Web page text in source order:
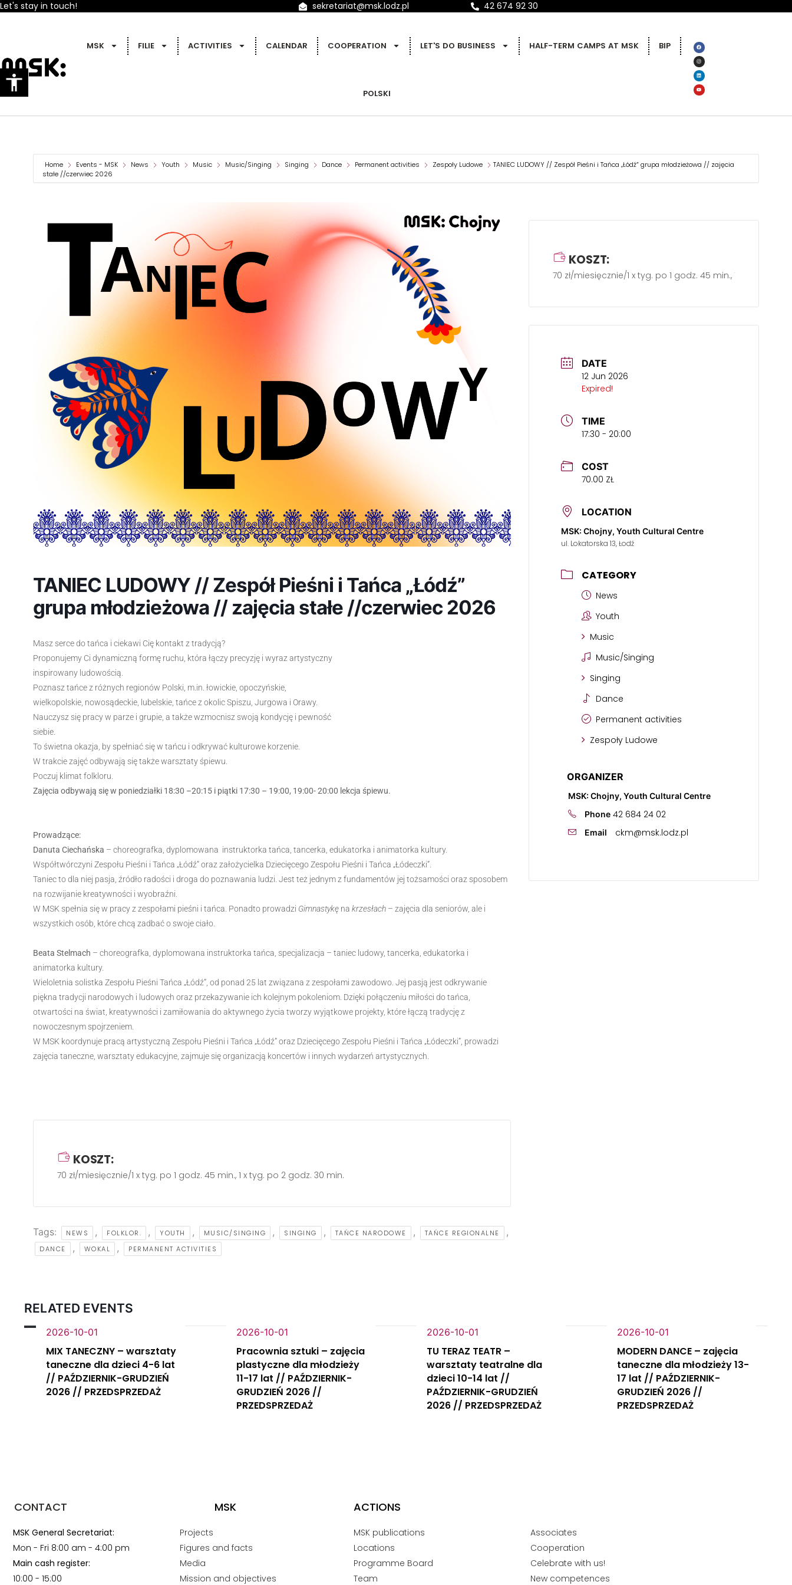
Let's stay in touch! sekretariat@msk.lodz.pl 42 674 92 30
MSK FILIE ACTIVITIES CALENDAR COOPERATION LET'S DO BUSINESS HALF-TERM CAMPS AT MSK BIP
POLSKI
Home Events - MSK News Youth Music Music/Singing Singing Dance Permanent activities Zespoły Ludowe
TANIEC LUDOWY // Zespół Pieśni i Tańca „Łódź” grupa młodzieżowa // zajęcia
stałe //czerwiec 2026
TANIEC LUDOWY // Zespół Pieśni i Tańca „Łódź”
grupa młodzieżowa // zajęcia stałe //czerwiec 2026
Masz serce do tańca i ciekawi Cię kontakt z tradycją?
Proponujemy Ci dynamiczną formę ruchu, która łączy precyzję i wyraz artystyczny
inspirowany ludowością.
Poznasz tańce z różnych regionów Polski, m.in. łowickie, opoczyńskie,
wielkopolskie, nowosądeckie, lubelskie, tańce z okolic Spiszu, Jurgowa i Orawy.
Nauczysz się pracy w parze i grupie, a także wzmocnisz swoją kondycję i pewność
siebie.
To świetna okazja, by spełniać się w tańcu i odkrywać kulturowe korzenie.
W trakcie zajęć odbywają się także warsztaty śpiewu.
Poczuj klimat folkloru.
Zajęcia odbywają się w poniedziałki 18:30 –20:15 i piątki 17:30 – 19:00, 19:00- 20:00 lekcja śpiewu.
Prowadzące:
Danuta Ciechańska – choreografka, dyplomowana instruktorka tańca, tancerka, edukatorka i animatorka kultury.
Współtwórczyni Zespołu Pieśni i Tańca „Łódź” oraz założycielka Dziecięcego Zespołu Pieśni i Tańca „Łódeczki”.
Taniec to dla niej pasja, źródło radości i droga do poznawania ludzi. Jest też jednym z fundamentów jej tożsamości oraz sposobem
na rozwijanie kreatywności i wyobraźni.
W MSK spełnia się w pracy z zespołami pieśni i tańca. Ponadto prowadzi Gimnastykę na krzesłach – zajęcia dla seniorów, ale i
wszystkich osób, które chcą zadbać o swoje ciało.
Beata Stelmach – choreografka, dyplomowana instruktorka tańca, specjalizacja – taniec ludowy, tancerka, edukatorka i
animatorka kultury.
Wieloletnia solistka Zespołu Pieśni Tańca „Łódź”, od ponad 25 lat związana z zespołami zawodowo. Jej pasją jest odkrywanie
piękna tradycji narodowych i ludowych oraz przekazywanie ich kolejnym pokoleniom. Dzięki połączeniu miłości do tańca,
otwartości na świat, kreatywności i zamiłowania do aktywnego życia tworzy wyjątkowe projekty, które łączą tradycję z
nowoczesnym spojrzeniem.
W MSK koordynuje pracą artystyczną Zespołu Pieśni i Tańca „Łódź” oraz Dziecięcego Zespołu Pieśni i Tańca „Łódeczki”, prowadzi
zajęcia taneczne, warsztaty edukacyjne, zajmuje się organizacją koncertów i innych wydarzeń artystycznych.
KOSZT:
70 zł/miesięcznie/1 x tyg. po 1 godz. 45 min., 1 x tyg. po 2 godz. 30 min.
Tags: NEWS , FOLKLOR. , YOUTH , MUSIC/SINGING , SINGING , TAŃCE NARODOWE , TAŃCE REGIONALNE ,
DANCE , WOKAL , PERMANENT ACTIVITIES
DATE
12 Jun 2026
Expired!
TIME
17:30 - 20:00
COST
70.00 ZŁ
LOCATION
MSK: Chojny, Youth Cultural Centre
ul. Lokatorska 13, Łodź
CATEGORY
News
Youth
Music
Music/Singing
Singing
Dance
Permanent activities
Zespoły Ludowe
ORGANIZER
MSK: Chojny, Youth Cultural Centre
Phone 42 684 24 02
Email ckm@msk.lodz.pl
KOSZT:
70 zł/miesięcznie/1 x tyg. po 1 godz. 45 min., 1 x tyg. po 2
RELATED EVENTS
2026-10-01
MIX TANECZNY – warsztaty
taneczne dla dzieci 4-6 lat
// PAŹDZIERNIK-GRUDZIEŃ
2026 // PRZEDSPRZEDAŻ
2026-10-01
Pracownia sztuki – zajęcia
plastyczne dla młodzieży
11-17 lat // PAŹDZIERNIK-
GRUDZIEŃ 2026 //
PRZEDSPRZEDAŻ
2026-10-01
TU TERAZ TEATR –
warsztaty teatralne dla
dzieci 10-14 lat //
PAŹDZIERNIK-GRUDZIEŃ
2026 // PRZEDSPRZEDAŻ
2026-10-01
MODERN DANCE – zajęcia
taneczne dla młodzieży 13-
17 lat // PAŹDZIERNIK-
GRUDZIEŃ 2026 //
PRZEDSPRZEDAŻ
CONTACT MSK ACTIONS
MSK General Secretariat:
Mon - Fri 8:00 am - 4:00 pm
Main cash register:
10:00 - 15:00
Projects
Figures and facts
Media
Mission and objectives
MSK publications
Locations
Programme Board
Team
Associates
Cooperation
Celebrate with us!
New competences